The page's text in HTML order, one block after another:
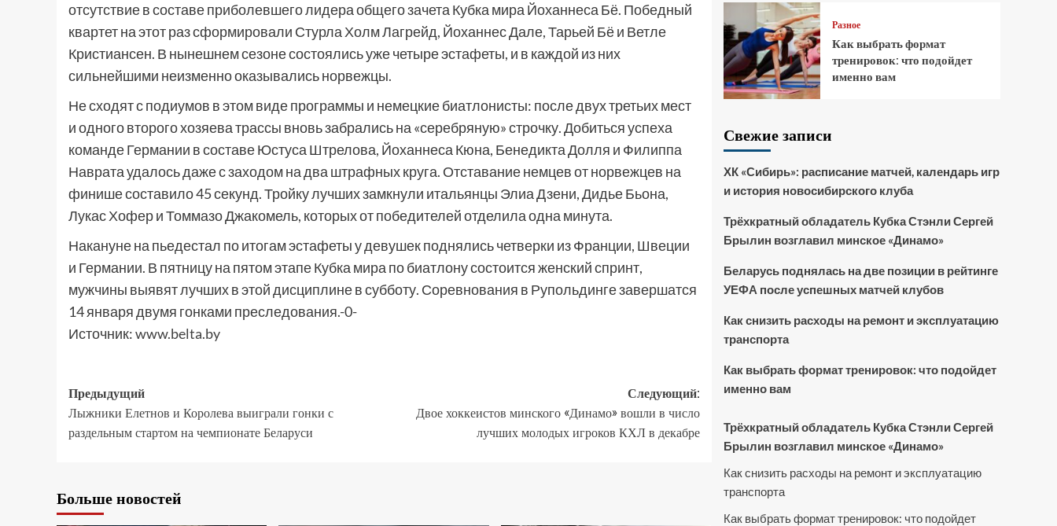
отсутствие в составе приболевшего лидера общего зачета Кубка мира Йоханнеса Бё. Победный
квартет на этот раз сформировали Стурла Холм Лагрейд, Йоханнес Дале, Тарьей Бё и Ветле
Кристиансен. В нынешнем сезоне состоялись уже четыре эстафеты, и в каждой из них
сильнейшими неизменно оказывались норвежцы.
Не сходят с подиумов в этом виде программы и немецкие биатлонисты: после двух третьих мест
и одного второго хозяева трассы вновь забрались на «серебряную» строчку. Добиться успеха
команде Германии в составе Юстуса Штрелова, Йоханнеса Кюна, Бенедикта Долля и Филиппа
Наврата удалось даже с заходом на два штрафных круга. Отставание немцев от норвежцев на
финише составило 45 секунд. Тройку лучших замкнули итальянцы Элиа Дзени, Дидье Бьона,
Лукас Хофер и Томмазо Джакомель, которых от победителей отделила одна минута.
Накануне на пьедестал по итогам эстафеты у девушек поднялись четверки из Франции, Швеции
и Германии. В пятницу на пятом этапе Кубка мира по биатлону состоится женский спринт,
мужчины выявят лучших в этой дисциплине в субботу. Соревнования в Рупольдинге завершатся
14 января двумя гонками преследования.-0-
Источник:www.belta.by
Предыдущий
Лыжники Елетнов и Королева выиграли гонки с
раздельным стартом на чемпионате Беларуси
Следующий:
Двое хоккеистов минского «Динамо» вошли в число
лучших молодых игроков КХЛ в декабре
Больше новостей
Разное
Как выбрать формат
тренировок: что подойдет
именно вам
Свежие записи
ХК «Сибирь»: расписание матчей, календарь игр
и история новосибирского клуба
Трёхкратный обладатель Кубка Стэнли Сергей
Брылин возглавил минское «Динамо»
Беларусь поднялась на две позиции в рейтинге
УЕФА после успешных матчей клубов
Как снизить расходы на ремонт и эксплуатацию
транспорта
Как выбрать формат тренировок: что подойдет
именно вам
Трёхкратный обладатель Кубка Стэнли Сергей
Брылин возглавил минское «Динамо»
Как снизить расходы на ремонт и эксплуатацию
транспорта
Как выбрать формат тренировок: что подойдет